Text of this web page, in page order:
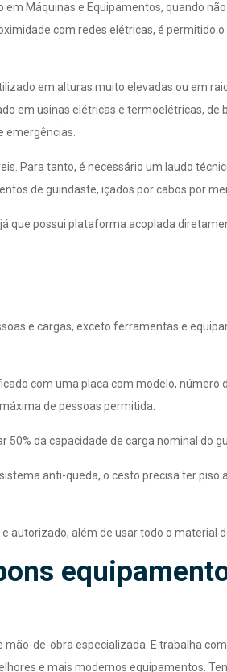
Máquinas e Equipamentos, quando
com redes elétricas, é permitido o
em alturas muito elevadas ou em
em usinas elétricas e termoelétricas, de
emergências.
Para tanto, é necessário um laudo
de guindaste, içados por cabos por
que possui plataforma acoplada
e cargas, exceto ferramentas e
com uma placa com modelo, número
de pessoas permitida.
50% da capacidade de carga nominal do
anti-queda, o cesto precisa ter piso
autorizado, além de usar todo o material
de-obra especializada. E trabalha
e mais modernos equipamentos.